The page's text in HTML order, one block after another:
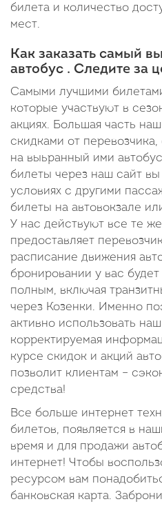
билета и количество
мест.
Как заказать самый
автобус . Следите за
Самыми лучшими
которые участвуют в
акциях. Большая часть
скидками от
на выьранный ими
билеты через наш сайт
условиях с другими
билеты на автовокзале
У нас действуют все те
предоставляет
расписание движения
бронировании у вас
полным, включая
через Козенки. Именно
активно использовать
корректируемая
курсе скидок и акций
позволит клиентам –
средства!
Все больше интернет
билетов, появляется в
время и для продажи
интернет! Чтобы
ресурсом вам
банковская карта.